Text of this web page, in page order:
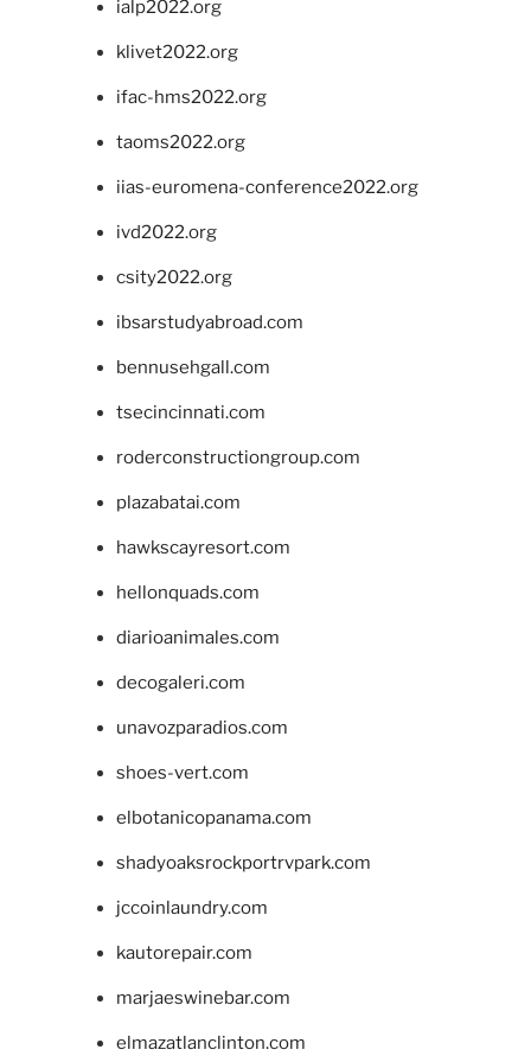
ialp2022.org
klivet2022.org
ifac-hms2022.org
taoms2022.org
iias-euromena-conference2022.org
ivd2022.org
csity2022.org
ibsarstudyabroad.com
bennusehgall.com
tsecincinnati.com
roderconstructiongroup.com
plazabatai.com
hawkscayresort.com
hellonquads.com
diarioanimales.com
decogaleri.com
unavozparadios.com
shoes-vert.com
elbotanicopanama.com
shadyoaksrockportrvpark.com
jccoinlaundry.com
kautorepair.com
marjaeswinebar.com
elmazatlanclinton.com